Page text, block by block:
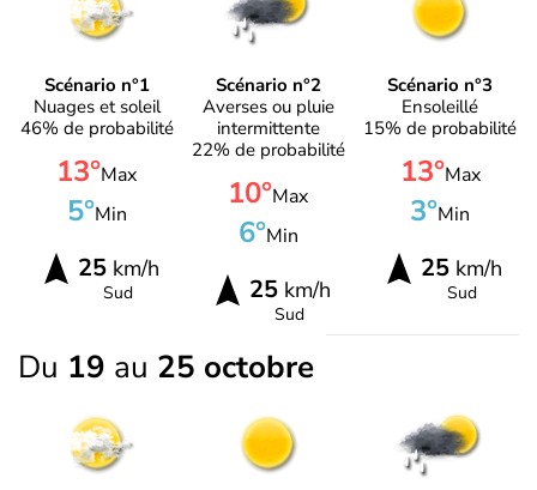
Scénario n°1
Nuages et soleil
46% de probabilité
13°Max
5°Min
25km/h
Sud
Scénario n°2
Averses ou pluie
intermittente
22% de probabilité
10°Max
6°Min
25km/h
Sud
Scénario n°3
Ensoleillé
15% de probabilité
13°Max
3°Min
25 km/h
Sud
Du 19 au 25 octobre